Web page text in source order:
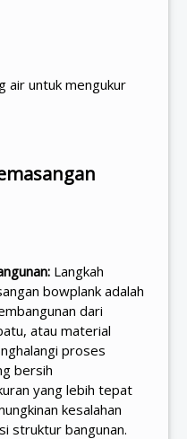
air untuk mengukur
Langkah
bowplank adalah
dari
atau material
proses
bersih
yang lebih tepat
kesalahan
struktur bangunan.